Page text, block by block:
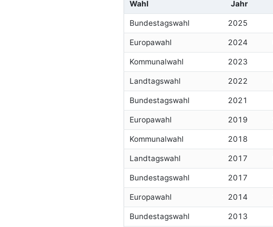
Wahl Jahr
Bundestagswahl 2025
Europawahl 2024
Kommunalwahl 2023
Landtagswahl 2022
Bundestagswahl 2021
Europawahl 2019
Kommunalwahl 2018
Landtagswahl 2017
Bundestagswahl 2017
Europawahl 2014
Bundestagswahl 2013